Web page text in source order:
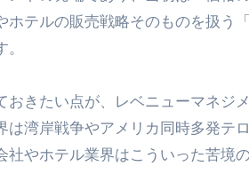
ホテルの販売戦略そのものを扱う
おきたい点が、レベニューマネジ
は湾岸戦争やアメリカ同時多発テ
社やホテル業界はこういった苦